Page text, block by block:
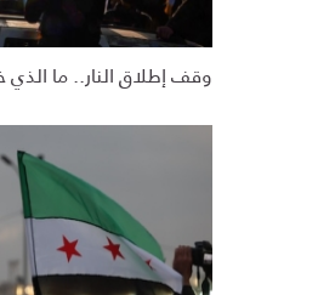
وقف إطلاق النار.. ما الذي